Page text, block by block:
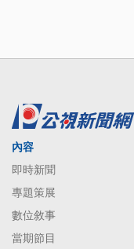
內容
即時新聞
專題策展
數位敘事
當期節目